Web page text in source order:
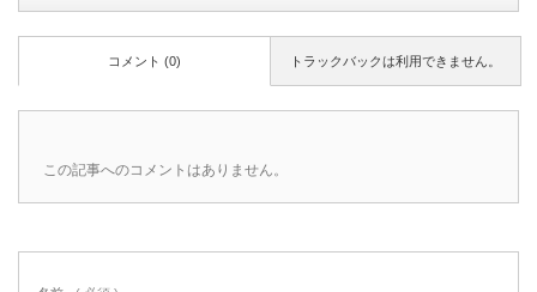
トラックバックは利用できません。
コメント (0)
この記事へのコメントはありません。